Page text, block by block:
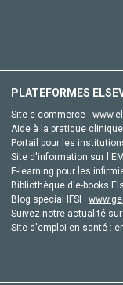
PLATEFORMES
Site e-commerce :
Aide à la pratique
Portail pour les
Site d'information sur
E-learning pour les
Bibliothèque d'e-books
Blog special IFSI :
Suivez notre actualité
Site d'emploi en santé :